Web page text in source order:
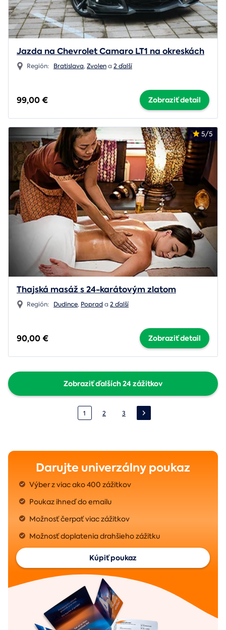
Jazda na Chevrolet Camaro LT1 na okreskách
Región: Bratislava,Zvolena 2 ďalší
99,00 € Zobraziť detail
5/5
Thajská masáž s 24-karátovým zlatom
Región: Dudince, Poprada 2 ďalší
90,00 € Zobraziť detail
Zobraziť ďalších 24 zážitkov
1 2 3
Darujte univerzálny poukaz
Výber z viac ako 400 zážitkov
Poukaz ihneď do emailu
Možnosť čerpať viac zážitkov
Možnosť doplatenia drahšieho zážitku
Kúpiť poukaz